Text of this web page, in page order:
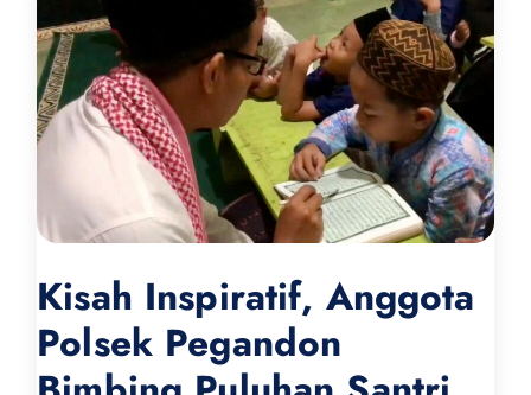
Kisah Inspiratif, Anggota
Polsek Pegandon